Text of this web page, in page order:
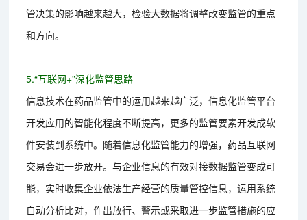
管决策的影响越来越大，检验大数据将调整改变监管的重点
和方向。
5.“互联网+”深化监管思路
信息技术在药品监管中的运用越来越广泛，信息化监管平台
开发应用的智能化程度不断提高，更多的监管要素开发成软
件安装到系统中。随着信息化监管能力的增强，药品互联网
交易会进一步放开。与企业信息的有效对接数据监管变成可
能，实时收集企业依法生产经营的质量管控信息，运用系统
自动分析比对，作出放行、警示或采取进一步监管措施的应